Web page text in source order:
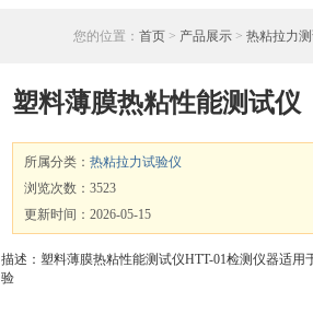
您的位置： 首页 > 产品展示 > 热粘拉力
塑料薄膜热粘性能测试仪
所属分类： 热粘拉力试验仪
浏览次数：3523
更新时间：2026-05-15
描述：塑料薄膜热粘性能测试仪HTT-01检测仪器适
验